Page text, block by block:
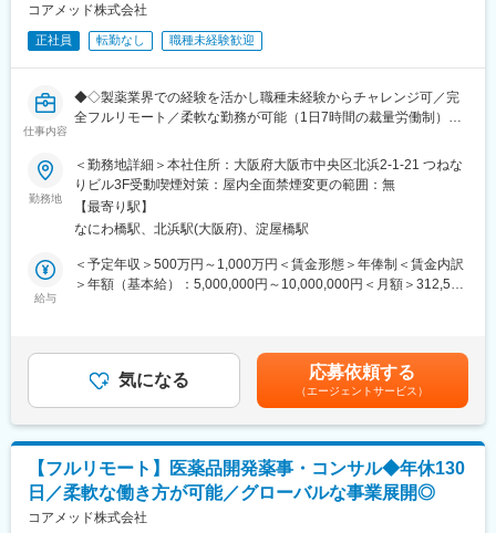
コアメッド株式会社
正社員 転勤なし 職種未経験歓迎
仕事内容
◆◇製薬業界での経験を活かし職種未経験からチャレンジ可／完
全フルリモート／柔軟な勤務が可能（1日7時間の裁量労働制）／
戦略のコンサルティング会社◆◇
■仕事内容：
医薬品開発におけるCMC領域を中心に、コンサルティングおよび
各種申請資料の作成業務をお任せします。
新薬承認に関わる品質・製造・試験に関する戦略立案から資料作
成までを担っていただきます。
る資料の整備・評価・助言・企画の設定
・製造方法/試験方法に関する資料の評価・助言
・安定性試験に関する資料の評価・助言
※クライアントは欧米製薬会社または外資系製薬会社がほとんどで
す。
勤務地
＜勤務地詳細＞本社住所：大阪府大阪市中央区北浜2-1-21 つねな
りビル3F受動喫煙対策：屋内全面禁煙変更の範囲：無
【最寄り駅】
なにわ橋駅、北浜駅(大阪府)、淀屋橋駅
給与
＜予定年収＞500万円～1,000万円＜賃金形態＞年俸制＜賃金内訳
＞年額（基本給）：5,000,000円～10,000,000円＜月額＞312,500
平均で夏2ヶ月分、冬2ヶ月分）賃金はあくまでも目安の金額であ
り、選考を通じて上下する可能性があります。月給(月額)は固定手
気になる 応募依頼する
（エージェントサービス）
【フルリモート】医薬品開発薬事・コンサル◆年休130
日／柔軟な働き方が可能／グローバルな事業展開◎
コアメッド株式会社